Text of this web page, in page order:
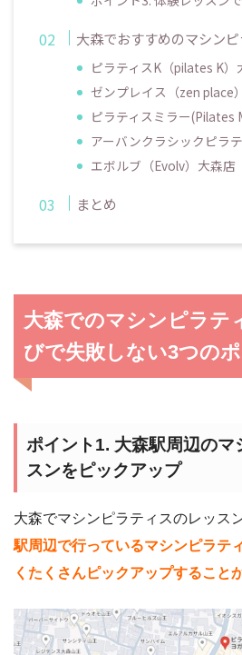
大森でおすすめのマシン
ピラティスK（pilates K）
ゼンプレイス（zen place
ピラティスミラー(Pilates
アーバンクラシックピラ
エボルブ（Evolv）大森店
まとめ
大森でのマシンピラテ
びで失敗しない3つの
ポイント1. 大森駅周辺のマ
スンをピックアップ
大森でマシンピラティスのレッス
駅周辺で行っているマシンピラテ
くたくさんピックアップすること